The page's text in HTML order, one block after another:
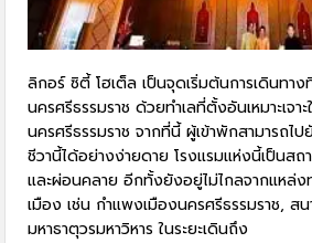
ลิกอร์ ซิตี้ โฮเต็ล เป็นจุดเริ่มต้นการเดินทาง
นครศรีธรรมราช ด้วยทำเลที่ตั้งอันเหมาะเจา
นครศรีธรรมราช จากที่นี้ ผู้เข้าพักสามารถไ
ชีวานี้ได้อย่างง่ายดาย โรงแรมแห่งนี้เป็นส
และผ่อนคลาย อีกทั้งยังอยู่ไม่ไกลจากแหล่ง
เมือง เช่น กำแพงเมืองนครศรีธรรมราช, ส
มหาธาตุวรมหาวิหาร ในระยะเดินถึง